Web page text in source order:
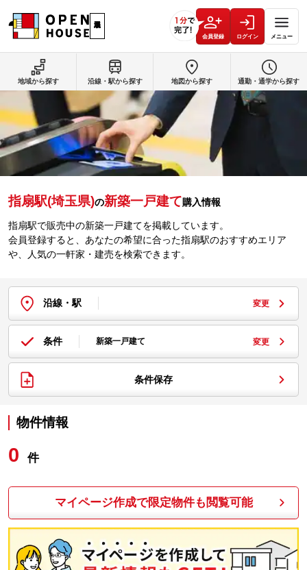
会員登録 ログイン メニュー
指扇駅(埼玉県)の新築一戸建て購入情報
指扇駅で販売中の新築一戸建てを掲載しています。
会員登録すると、あなたの希望に合った指扇駅のおすすめエリア
や、人気の一軒家・建売を検索できます。
沿線・駅 変更
条件 新築一戸建て 変更
条件保存
物件情報
0 件
マイページ作成で限定物件も閲覧可能
地域から探す 沿線・駅から探す 地図から探す 通勤・通学から探す